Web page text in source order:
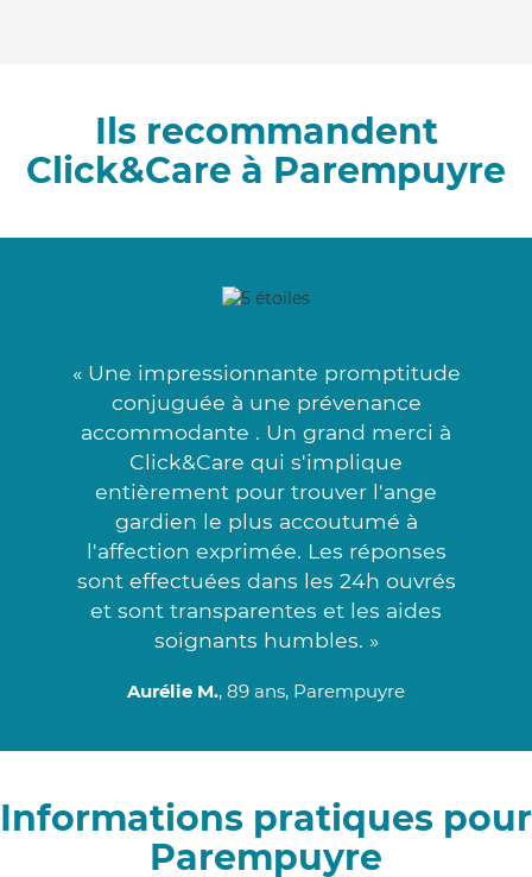
Ils recommandent
Click&Care à Parempuyre
« Une impressionnante promptitude
conjuguée à une prévenance
accommodante . Un grand merci à
Click&Care qui s'implique
entièrement pour trouver l'ange
gardien le plus accoutumé à
l'affection exprimée. Les réponses
sont effectuées dans les 24h ouvrés
et sont transparentes et les aides
soignants humbles. »
Aurélie M., 89 ans, Parempuyre
Informations pratiques pour
Parempuyre